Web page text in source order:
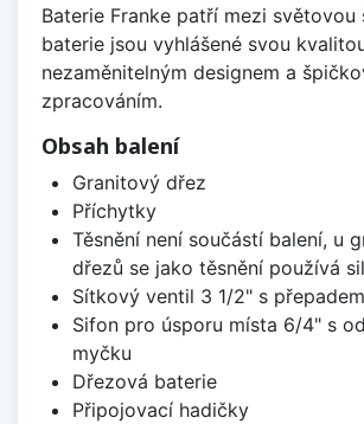
Baterie Franke patří mezi světovou
baterie jsou vyhlášené svou
nezaměnitelným designem a
zpracováním.
Obsah balení
Granitový dřez
Příchytky
Těsnění není součástí balení, u
dřezů se jako těsnění používá
Sítkový ventil 3 1/2" s přepadem
Sifon pro úsporu místa 6/4" s
myčku
Dřezová baterie
Připojovací hadičky